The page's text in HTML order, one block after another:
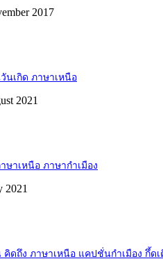
2017
นเกิด ภาษาเหนือ
2021
ษาเหนือ ภาษากำเมือง
2021
ดถึง ภาษาเหนือ แคปชั่นกำเมือง กึ้ดเ